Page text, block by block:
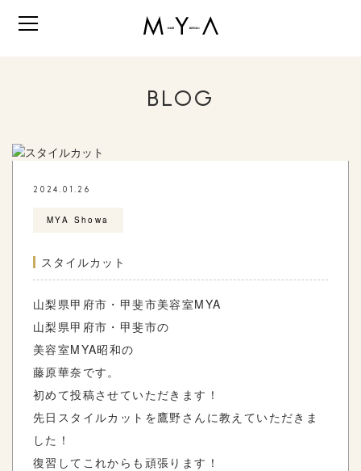
BLOG
2024.01.26
MYA Showa
スタイルカット
山梨県甲府市・甲斐市美容室MYA
山梨県甲府市・甲斐市の
美容室MYA昭和の
藤原華奈です。
初めて投稿させていただきます！
先日スタイルカットを鷹野さんに教えていただきま
した！
復習してこれからも頑張ります！